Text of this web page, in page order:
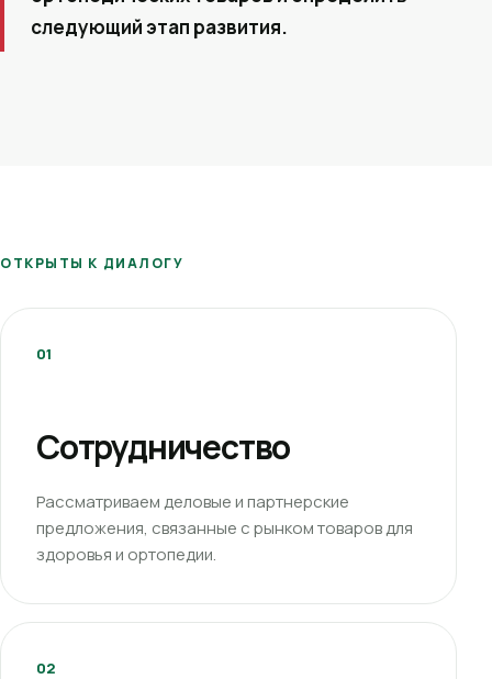
следующий этап развития.
ОТКРЫТЫ К ДИАЛОГУ
01
Сотрудничество
Рассматриваем деловые и партнерские
предложения, связанные с рынком товаров для
здоровья и ортопедии.
02